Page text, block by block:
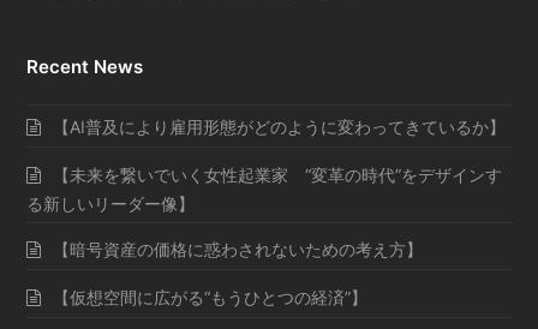
Recent News
【AI普及により雇用形態がどのように変わってきているか】
【未来を繋いでいく女性起業家 “変革の時代”をデザインす
る新しいリーダー像】
【暗号資産の価格に惑わされないための考え方】
【仮想空間に広がる“もうひとつの経済”】